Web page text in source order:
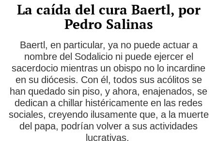
La caída del cura Baertl, por
Pedro Salinas
Baertl, en particular, ya no puede actuar a
nombre del Sodalicio ni puede ejercer el
sacerdocio mientras un obispo no lo incardine
en su diócesis. Con él, todos sus acólitos se
han quedado sin piso, y ahora, enajenados, se
dedican a chillar histéricamente en las redes
sociales, creyendo ilusamente que, a la muerte
del papa, podrían volver a sus actividades
lucrativas.